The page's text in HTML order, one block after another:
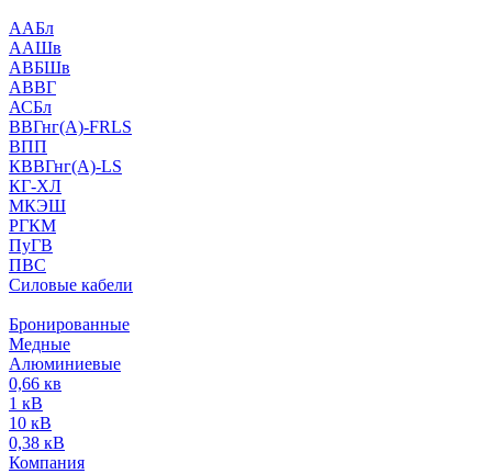
ААБл
ААШв
АВБШв
АВВГ
АСБл
ВВГнг(А)-FRLS
ВПП
КВВГнг(А)-LS
КГ-ХЛ
МКЭШ
РГКМ
ПуГВ
ПВС
Силовые кабели
Бронированные
Медные
Алюминиевые
0,66 кв
1 кВ
10 кВ
0,38 кВ
Компания